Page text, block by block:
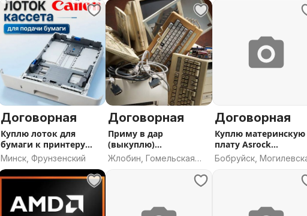
Договорная
Куплю лоток для
бумаги к принтеру
Canon
Минск, Фрунзенский
Договорная
Приму в дар
(выкуплю)
неисправные или
старые компы
Жлобин, Гомельская
Договорная
Куплю материнскую
плату Asrock
Conroe865PE
Бобруйск,